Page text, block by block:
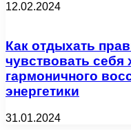
12.02.2024
Как отдыхать
чувствовать
гармоничного
энергетики
31.01.2024